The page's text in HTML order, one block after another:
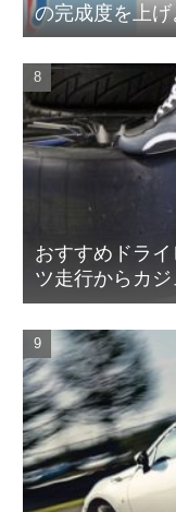
の完成度を上
おすすめドラ
ツ走行からカ